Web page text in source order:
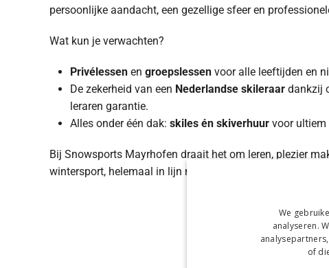
persoonlijke aandacht, een gezellige sfeer en
Wat kun je verwachten?
Privélessen en groepslessen voor alle leeftijden en
De zekerheid van een Nederlandse skileraar dankzij
leraren garantie.
Alles onder één dak: skiles én skiverhuur voor ultiem
Bij Snowsports Mayrhofen draait het om leren, plezier
wintersport, helemaal in lijn met het vertrouwde
We
analyseren.
of